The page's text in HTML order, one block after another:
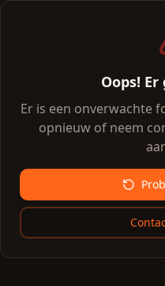
Oops!
Er is een onverwachte
opnieuw of neem